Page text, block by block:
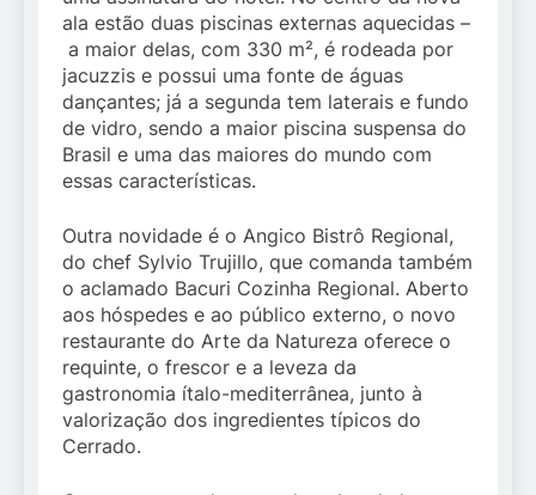
ala estão duas piscinas externas aquecidas –
a maior delas, com 330 m², é rodeada por
jacuzzis e possui uma fonte de águas
dançantes; já a segunda tem laterais e fundo
de vidro, sendo a maior piscina suspensa do
Brasil e uma das maiores do mundo com
essas características.
Outra novidade é o Angico Bistrô Regional,
do chef Sylvio Trujillo, que comanda também
o aclamado Bacuri Cozinha Regional. Aberto
aos hóspedes e ao público externo, o novo
restaurante do Arte da Natureza oferece o
requinte, o frescor e a leveza da
gastronomia ítalo-mediterrânea, junto à
valorização dos ingredientes típicos do
Cerrado.